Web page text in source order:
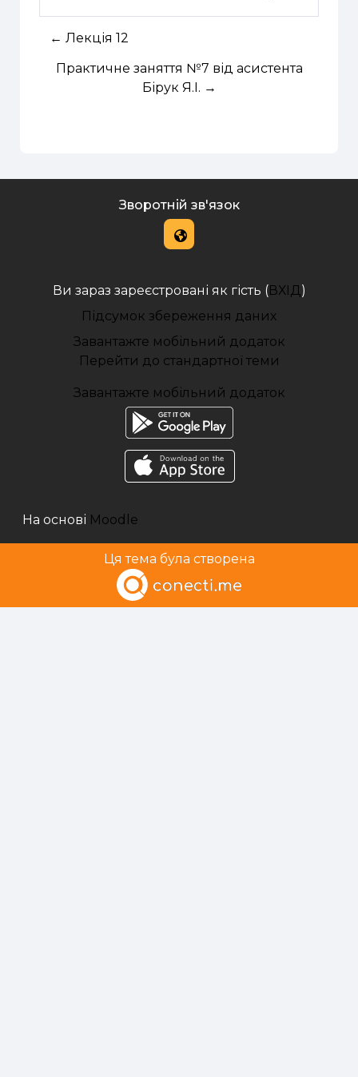
← Лекція 12
Практичне заняття №7 від асистента
Бірук Я.І. →
Зворотній зв'язок
Ви зараз зареєстровані як гість (ВХІД )
Підсумок збереження даних
Завантажте мобільний додаток
Перейти до стандартної теми
Завантажте мобільний додаток
На основі Moodle
Ця тема була створена